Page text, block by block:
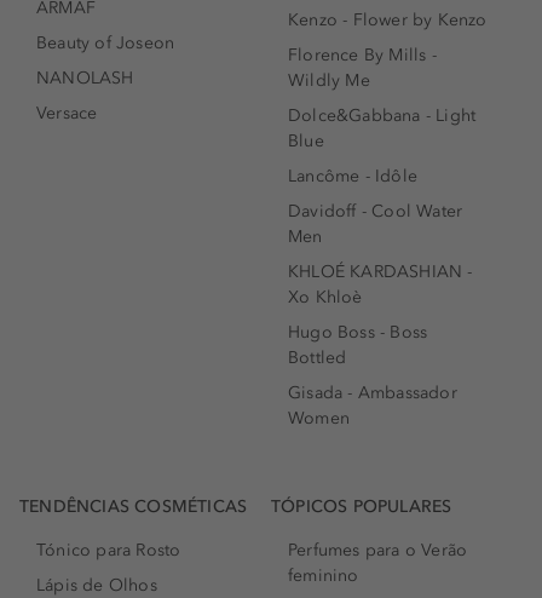
ARMAF
Beauty of Joseon
NANOLASH
Versace
Kenzo - Flower by Kenzo
Florence By Mills -
Wildly Me
Dolce&Gabbana - Light
Blue
Lancôme - Idôle
Davidoff - Cool Water
Men
KHLOÉ KARDASHIAN -
Xo Khloè
Hugo Boss - Boss
Bottled
Gisada - Ambassador
Women
TENDÊNCIAS COSMÉTICAS
Tónico para Rosto
Lápis de Olhos
TÓPICOS POPULARES
Perfumes para o Verão
feminino